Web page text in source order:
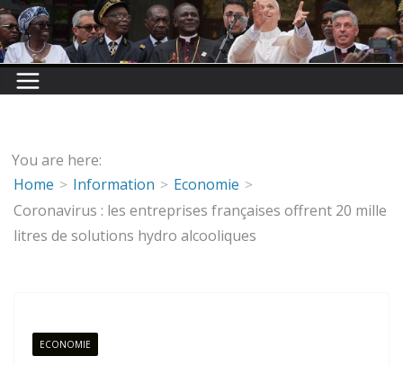
You are here:
Home
Information
Economie
Coronavirus : les entreprises françaises offrent 20 mille
litres de solutions hydro alcooliques
ECONOMIE